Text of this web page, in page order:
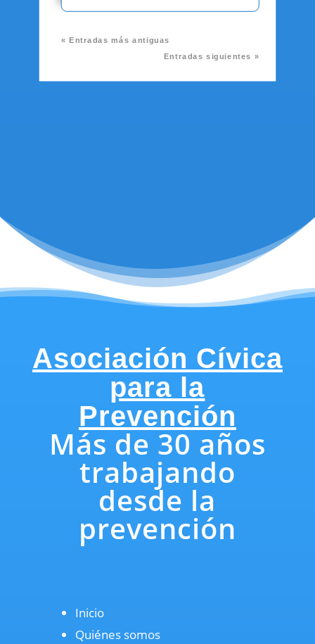
« Entradas más antiguas
Entradas siguientes »
Asociación Cívica
para la
Prevención
Más de 30 años
trabajando
desde la
prevención
Inicio
Quiénes somos